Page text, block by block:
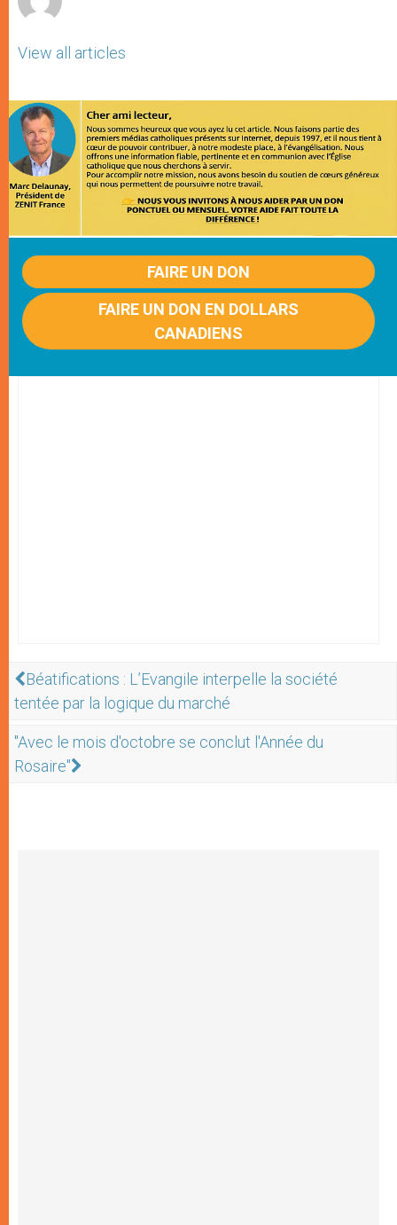
View all articles
FAIRE UN DON
FAIRE UN DON EN DOLLARS
CANADIENS
Béatifications : L’Evangile interpelle la société
tentée par la logique du marché
"Avec le mois d'octobre se conclut l'Année du
Rosaire"